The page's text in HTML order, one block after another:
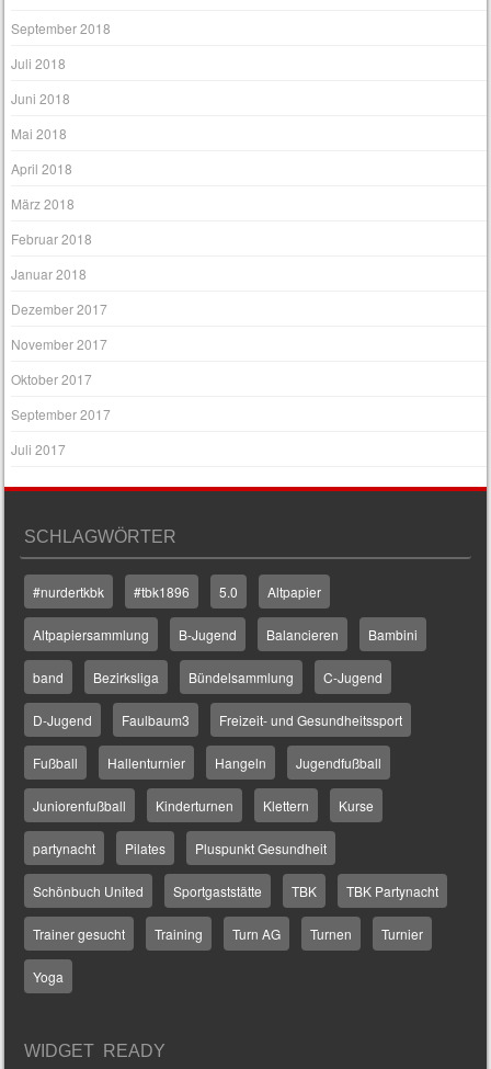
September 2018
Juli 2018
Juni 2018
Mai 2018
April 2018
März 2018
Februar 2018
Januar 2018
Dezember 2017
November 2017
Oktober 2017
September 2017
Juli 2017
SCHLAGWÖRTER
#nurdertkbk #tbk1896 5.0 Altpapier
Altpapiersammlung B-Jugend Balancieren Bambini
band Bezirksliga Bündelsammlung C-Jugend
D-Jugend Faulbaum3 Freizeit- und Gesundheitssport
Fußball Hallenturnier Hangeln Jugendfußball
Juniorenfußball Kinderturnen Klettern Kurse
partynacht Pilates Pluspunkt Gesundheit
Schönbuch United Sportgaststätte TBK TBK Partynacht
Trainer gesucht Training Turn AG Turnen Turnier
Yoga
WIDGET READY